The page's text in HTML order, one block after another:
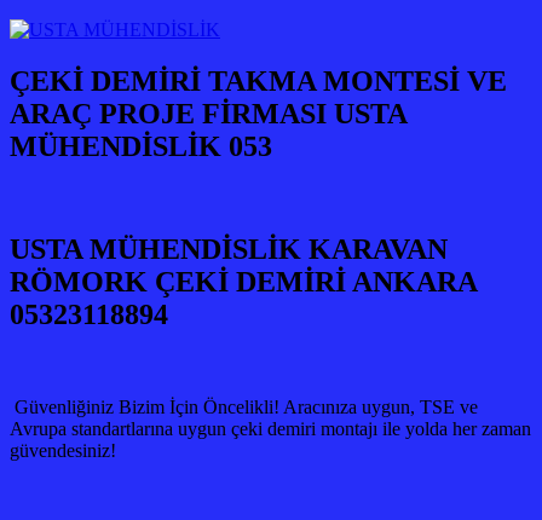
ÇEKİ DEMİRİ TAKMA MONTESİ VE
ARAÇ PROJE FİRMASI USTA
MÜHENDİSLİK 053
USTA MÜHENDİSLİK KARAVAN
RÖMORK ÇEKİ DEMİRİ ANKARA
05323118894
Güvenliğiniz Bizim İçin Öncelikli! Aracınıza uygun, TSE ve
Avrupa standartlarına uygun çeki demiri montajı ile yolda her zaman
güvendesiniz!